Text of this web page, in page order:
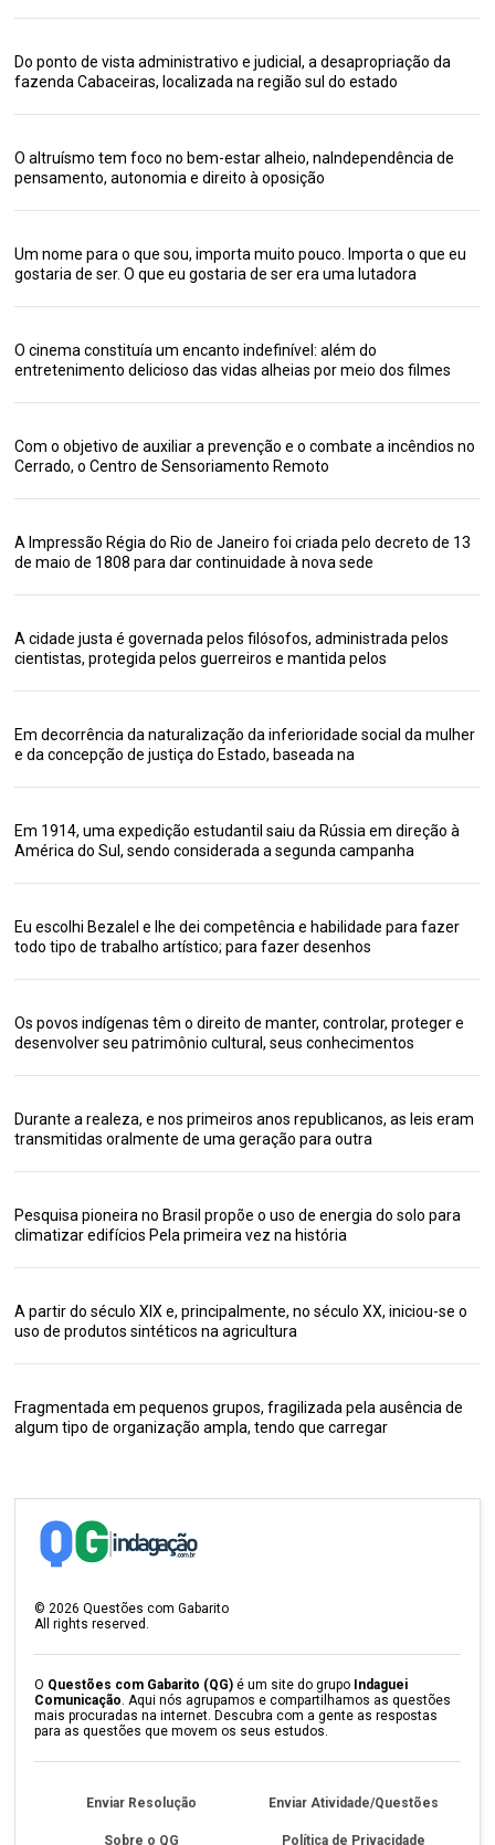
Do ponto de vista administrativo e judicial, a desapropriação da
fazenda Cabaceiras, localizada na região sul do estado
O altruísmo tem foco no bem-estar alheio, naIndependência de
pensamento, autonomia e direito à oposição
Um nome para o que sou, importa muito pouco. Importa o que eu
gostaria de ser. O que eu gostaria de ser era uma lutadora
O cinema constituía um encanto indefinível: além do
entretenimento delicioso das vidas alheias por meio dos filmes
Com o objetivo de auxiliar a prevenção e o combate a incêndios no
Cerrado, o Centro de Sensoriamento Remoto
A Impressão Régia do Rio de Janeiro foi criada pelo decreto de 13
de maio de 1808 para dar continuidade à nova sede
A cidade justa é governada pelos filósofos, administrada pelos
cientistas, protegida pelos guerreiros e mantida pelos
Em decorrência da naturalização da inferioridade social da mulher
e da concepção de justiça do Estado, baseada na
Em 1914, uma expedição estudantil saiu da Rússia em direção à
América do Sul, sendo considerada a segunda campanha
Eu escolhi Bezalel e lhe dei competência e habilidade para fazer
todo tipo de trabalho artístico; para fazer desenhos
Os povos indígenas têm o direito de manter, controlar, proteger e
desenvolver seu patrimônio cultural, seus conhecimentos
Durante a realeza, e nos primeiros anos republicanos, as leis eram
transmitidas oralmente de uma geração para outra
Pesquisa pioneira no Brasil propõe o uso de energia do solo para
climatizar edifícios Pela primeira vez na história
A partir do século XIX e, principalmente, no século XX, iniciou-se o
uso de produtos sintéticos na agricultura
Fragmentada em pequenos grupos, fragilizada pela ausência de
algum tipo de organização ampla, tendo que carregar
© 2026 Questões com Gabarito
All rights reserved.
O Questões com Gabarito (QG) é um site do grupo Indaguei
Comunicação . Aqui nós agrupamos e compartilhamos as questões
mais procuradas na internet. Descubra com a gente as respostas
para as questões que movem os seus estudos.
Enviar Resolução Enviar Atividade/Questões
Sobre o QG Política de Privacidade